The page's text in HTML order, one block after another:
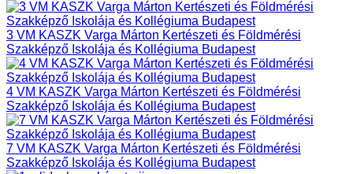
3 VM KASZK Varga Márton Kertészeti és Földmérési
Szakképző Iskolája és Kollégiuma Budapest
4 VM KASZK Varga Márton Kertészeti és Földmérési
Szakképző Iskolája és Kollégiuma Budapest
7 VM KASZK Varga Márton Kertészeti és Földmérési
Szakképző Iskolája és Kollégiuma Budapest